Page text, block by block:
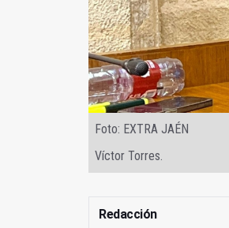
Foto: EXTRA JAÉN
Víctor Torres.
Redacción